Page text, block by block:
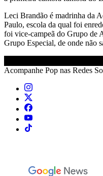
Leci Brandão é madrinha da
Paulo, escola da qual foi
foi vice-campeã do Grupo de
Grupo Especial, de onde não
Acompanhe Pop nas Redes